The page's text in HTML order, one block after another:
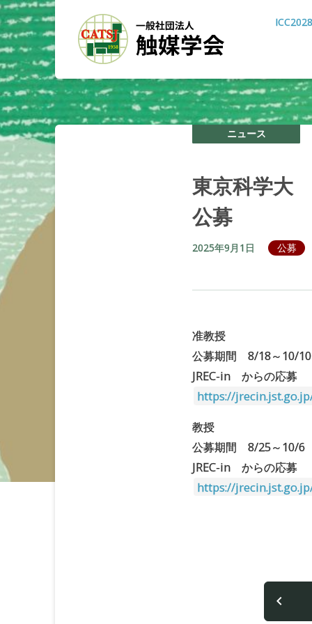
ニュース
東京科学大
公募
2025年9月1日 公募
准教授
公募期間 8/18～10/10
JREC-in からの応募
https://
教授
公募期間 8/25～10/6
JREC-in からの応募
https://